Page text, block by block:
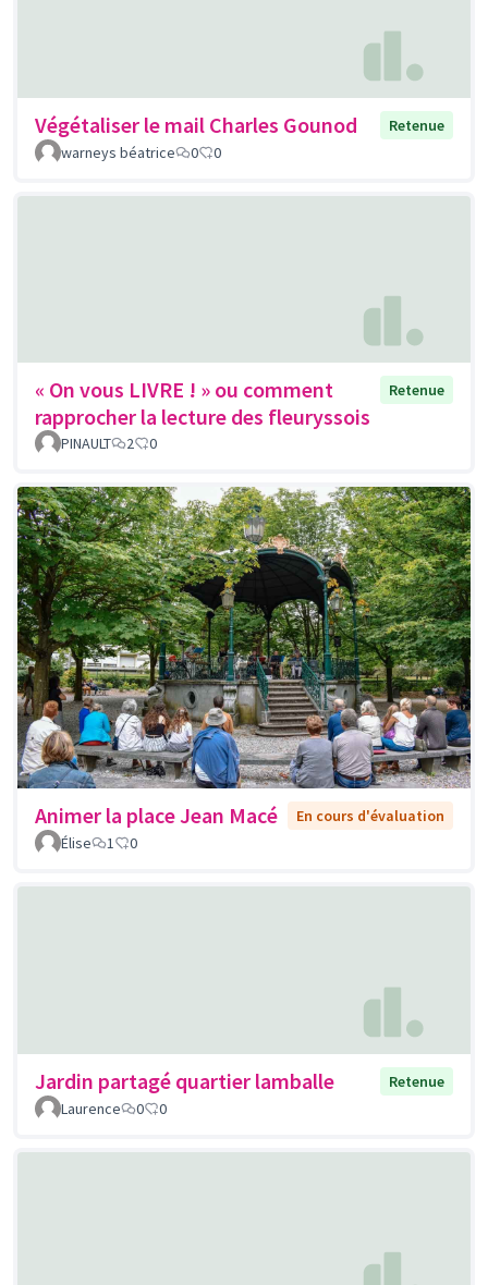
Végétaliser le mail Charles Gounod
Retenue
warneys béatrice
0 0
« On vous LIVRE ! » ou comment
rapprocher la lecture des fleuryssois
Retenue
PINAULT 2 0
Animer la place Jean Macé
En cours d'évaluation
Élise
1 0
Jardin partagé quartier lamballe
Retenue
Laurence
0 0